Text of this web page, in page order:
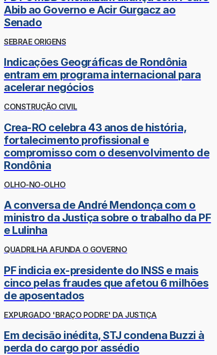
Abib ao Governo e Acir Gurgacz ao
Senado
SEBRAE ORIGENS
Indicações Geográficas de Rondônia
entram em programa internacional para
acelerar negócios
CONSTRUÇÃO CIVIL
Crea-RO celebra 43 anos de história,
fortalecimento profissional e
compromisso com o desenvolvimento de
Rondônia
OLHO-NO-OLHO
A conversa de André Mendonça com o
ministro da Justiça sobre o trabalho da PF
e Lulinha
QUADRILHA AFUNDA O GOVERNO
PF indicia ex-presidente do INSS e mais
cinco pelas fraudes que afetou 6 milhões
de aposentados
EXPURGADO 'BRAÇO PODRE' DA JUSTIÇA
Em decisão inédita, STJ condena Buzzi à
perda do cargo por assédio